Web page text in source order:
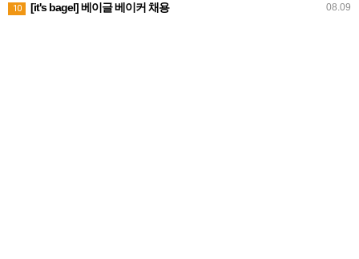
08.09
10 [it's bagel] 베이글 베이커 채용